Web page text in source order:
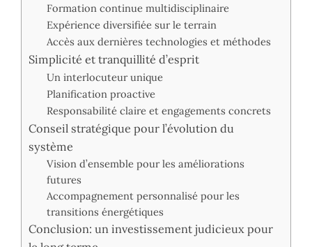
Formation continue multidisciplinaire
Expérience diversifiée sur le terrain
Accès aux dernières technologies et méthodes
Simplicité et tranquillité d’esprit
Un interlocuteur unique
Planification proactive
Responsabilité claire et engagements concrets
Conseil stratégique pour l’évolution du
système
Vision d’ensemble pour les améliorations
futures
Accompagnement personnalisé pour les
transitions énergétiques
Conclusion: un investissement judicieux pour